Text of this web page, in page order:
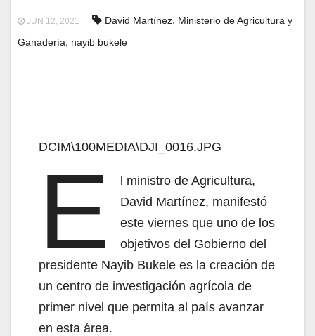
JUN 12, 2021 David Martínez, Ministerio de Agricultura y
Ganadería, nayib bukele
DCIM\100MEDIA\DJI_0016.JPG
E
l ministro de Agricultura,
David Martínez, manifestó
este viernes que uno de los
objetivos del Gobierno del
presidente Nayib Bukele es la creación de
un centro de investigación agrícola de
primer nivel que permita al país avanzar
en esta área.